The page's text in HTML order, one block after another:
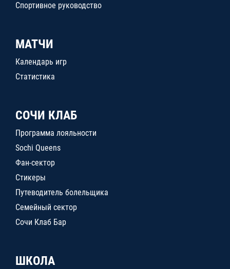
Спортивное руководство
МАТЧИ
Календарь игр
Статистика
СОЧИ КЛАБ
Программа лояльности
Sochi Queens
Фан-сектор
Стикеры
Путеводитель болельщика
Семейный сектор
Сочи Клаб Бар
ШКОЛА